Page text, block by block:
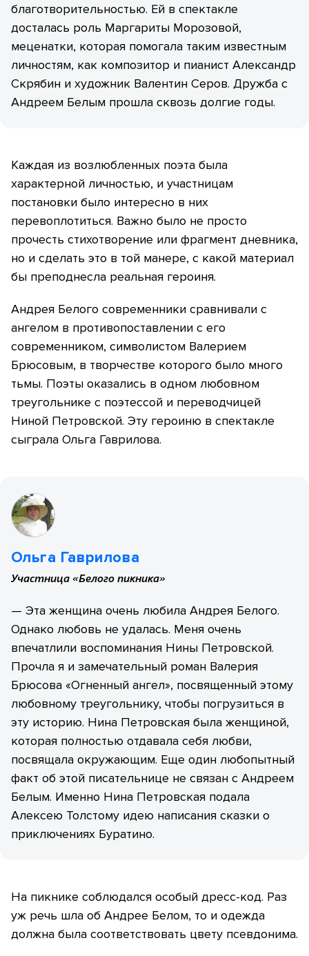
благотворительностью. Ей в спектакле
досталась роль Маргариты Морозовой,
меценатки, которая помогала таким известным
личностям, как композитор и пианист Александр
Скрябин и художник Валентин Серов. Дружба с
Андреем Белым прошла сквозь долгие годы.
​Каждая из возлюбленных поэта была
характерной личностью, и участницам
постановки было интересно в них
перевоплотиться. Важно было не просто
прочесть стихотворение или фрагмент дневника,
но и сделать это в той манере, с какой материал
бы преподнесла реальная героиня.
Андрея Белого современники сравнивали с
ангелом в противопоставлении с его
современником, символистом Валерием
Брюсовым, в творчестве которого было много
тьмы. Поэты оказались в одном любовном
треугольнике с поэтессой и переводчицей
Ниной Петровской. Эту героиню в спектакле
сыграла Ольга Гаврилова.
Ольга Гаврилова
Участница «Белого пикника»
— Эта женщина очень любила Андрея Белого.
Однако любовь не удалась. Меня очень
впечатлили воспоминания Нины Петровской.
Прочла я и замечательный роман Валерия
Брюсова «Огненный ангел», посвященный этому
любовному треугольнику, чтобы погрузиться в
эту историю. Нина Петровская была женщиной,
которая полностью отдавала себя любви,
посвящала окружающим. Еще один любопытный
факт об этой писательнице не связан с Андреем
Белым. Именно Нина Петровская подала
Алексею Толстому идею написания сказки о
приключениях Буратино.
На пикнике соблюдался особый дресс-код. Раз
уж речь шла об Андрее Белом, то и одежда
должна была соответствовать цвету псевдонима.